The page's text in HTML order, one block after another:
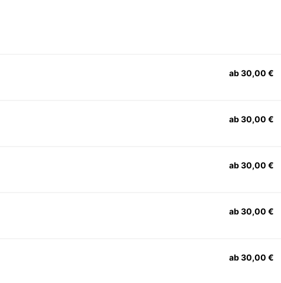
ab 30,00 €
ab 30,00 €
ab 30,00 €
ab 30,00 €
ab 30,00 €